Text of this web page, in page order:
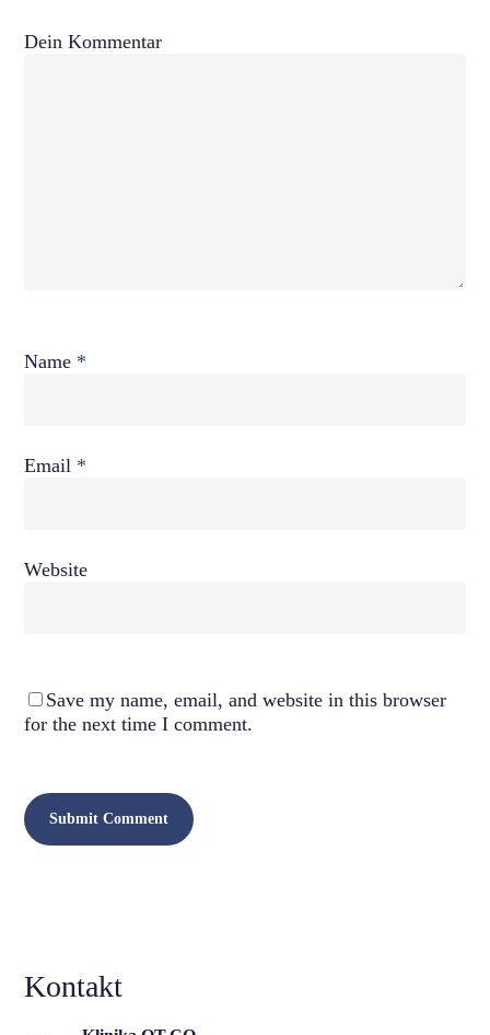
Dein Kommentar
Name *
Email *
Website
Save my name, email, and website in this browser
for the next time I comment.
Kontakt